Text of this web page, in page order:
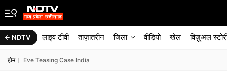
NDTV लाइव टीवी ताज़ातरीन जिला वीडियो खेल विज़ुअल
होम Eve Teasing Case India